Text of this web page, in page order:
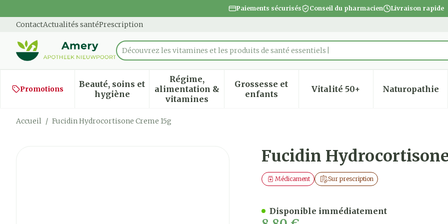
Paiements sécurisés Conseil du pharmacien Livraison rapide
ContactActualités santéPrescription
Rechercher
Découvrez les vitamines et les produits de santé essentiels
Promotions
Beauté, soins et
hygièneAfficher le sous-menu pour la catégorie Beauté, soins et hygiène
Régime,
alimentation &
vitamines
Afficher le sous-menu pour la catégorie Régime,
Grossesse et
enfantsAfficher le sous-menu pour la catégorie
Vitalité 50+Afficher le sous-menu
Naturopathie
Afficher
Accueil / Fucidin Hydrocortisone Creme 15g
Fucidin Hydrocortisone Creme 15gFucidin
Sur prescription
Médicament
Disponible immédiatement